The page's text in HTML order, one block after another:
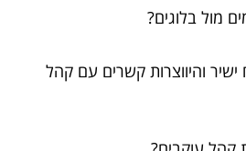
והיווצרות קשרים עם קהל